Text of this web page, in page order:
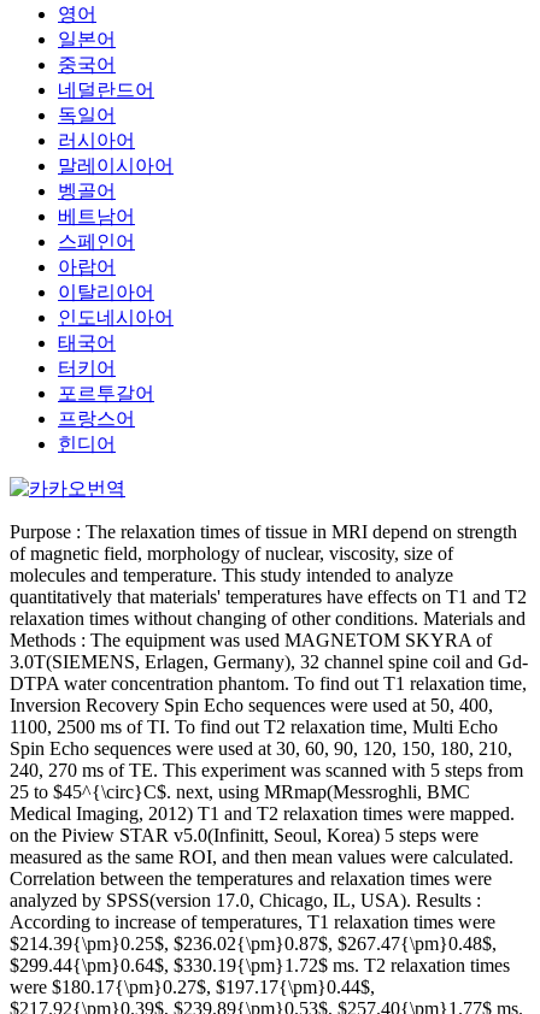
영어
일본어
중국어
네덜란드어
독일어
러시아어
말레이시아어
벵골어
베트남어
스페인어
아랍어
이탈리아어
인도네시아어
태국어
터키어
포르투갈어
프랑스어
힌디어
Purpose : The relaxation times of tissue in MRI depend on strength
of magnetic field, morphology of nuclear, viscosity, size of
molecules and temperature. This study intended to analyze
quantitatively that materials' temperatures have effects on T1 and T2
relaxation times without changing of other conditions. Materials and
Methods : The equipment was used MAGNETOM SKYRA of
3.0T(SIEMENS, Erlagen, Germany), 32 channel spine coil and Gd-
DTPA water concentration phantom. To find out T1 relaxation time,
Inversion Recovery Spin Echo sequences were used at 50, 400,
1100, 2500 ms of TI. To find out T2 relaxation time, Multi Echo
Spin Echo sequences were used at 30, 60, 90, 120, 150, 180, 210,
240, 270 ms of TE. This experiment was scanned with 5 steps from
25 to $45^{\circ}C$. next, using MRmap(Messroghli, BMC
Medical Imaging, 2012) T1 and T2 relaxation times were mapped.
on the Piview STAR v5.0(Infinitt, Seoul, Korea) 5 steps were
measured as the same ROI, and then mean values were calculated.
Correlation between the temperatures and relaxation times were
analyzed by SPSS(version 17.0, Chicago, IL, USA). Results :
According to increase of temperatures, T1 relaxation times were
$214.39{\pm}0.25$, $236.02{\pm}0.87$, $267.47{\pm}0.48$,
$299.44{\pm}0.64$, $330.19{\pm}1.72$ ms. T2 relaxation times
were $180.17{\pm}0.27$, $197.17{\pm}0.44$,
$217.92{\pm}0.39$, $239.89{\pm}0.53$, $257.40{\pm}1.77$ ms.